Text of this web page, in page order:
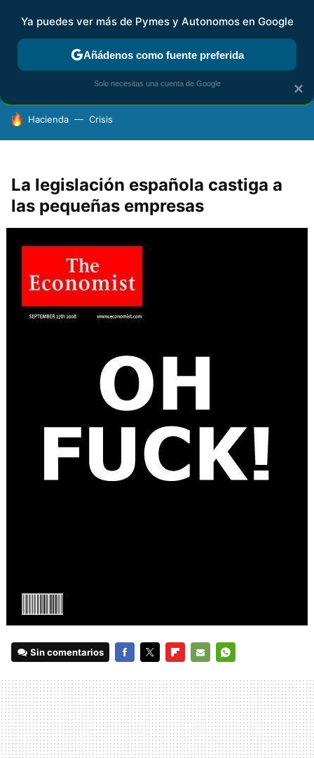
FISCALIDAD Y CONTABILIDAD KIT DIGITAL RENTA
HOY SE HABLA DE
Hacienda Crisis
La legislación española castiga a
las pequeñas empresas
Sin comentarios
MAIL
×
Ya puedes ver más de Pymes y Autonomos en Google
Añádenos como fuente preferida
Solo necesitas una cuenta de Google